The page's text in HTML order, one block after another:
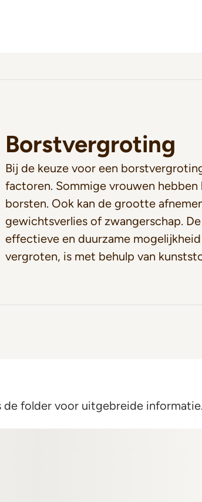
Borstvergroting
Bij de keuze voor een
factoren. Sommige vrouwen
borsten. Ook kan de grootte
gewichtsverlies of zwangerschap.
effectieve en duurzame
vergroten, is met behulp van
de folder voor uitgebreide informatie.